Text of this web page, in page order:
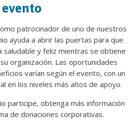
patrocinador de uno de nuestros
ayuda a abrir las puertas para que
saludable y feliz mientras se obtiene
organización. Las oportunidades
varían según el evento, con un
en los niveles más altos de apoyo.
participe, obtenga más información
de donaciones corporativas.